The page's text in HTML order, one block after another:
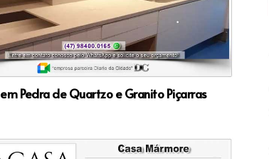
Pedra de Quartzo e Granito Piçarras